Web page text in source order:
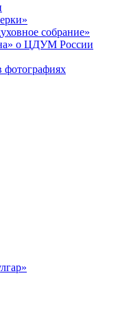
собрание»
о ЦДУМ России